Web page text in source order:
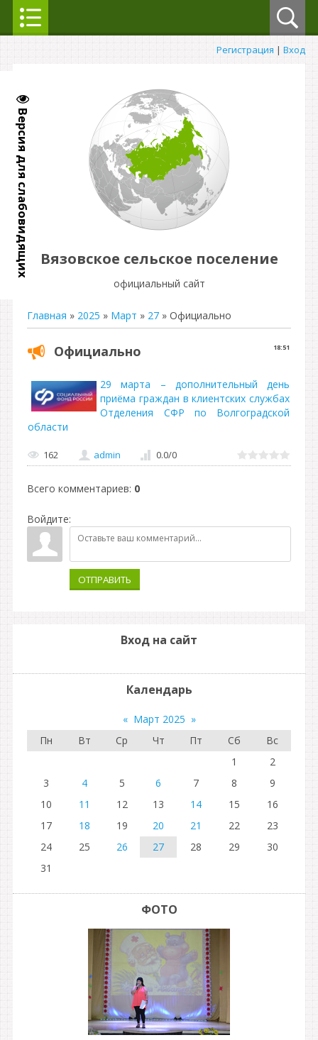
Версия для слабовидящих
Регистрация | Вход
Вязовское сельское поселение
официальный сайт
Главная » 2025 » Март » 27 » Официально
18:51
Официально
29 марта – дополнительный день
приёма граждан в клиентских службах
Отделения СФР по Волгоградской
области
162 admin 0.0/0
Всего комментариев: 0
Войдите:
ОТПРАВИТЬ
Вход на сайт
Календарь
« Март 2025 »
Пн
Вт Ср Чт Пт Сб
Вс
1
2
3
4 5 6 7 8
9
10
11 12 13 14 15
16
17
18 19 20 21 22
23
24
25 26 27 28 29
30
31
ФОТО